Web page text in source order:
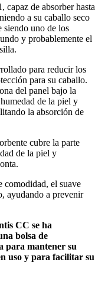
de absorber hasta
a su caballo seco
siendo uno de los
y probablemente el
para reducir los
para su caballo.
del panel bajo la
de la piel y
la absorción de
cubre la parte
de la piel y
comodidad, el suave
ayudando a prevenir
CC se ha
bolsa de
para mantener su
uso y para facilitar su